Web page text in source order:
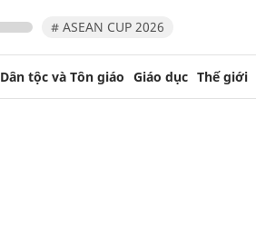
# ASEAN CUP 2026
Dân tộc và Tôn giáo Giáo dục Thế giới